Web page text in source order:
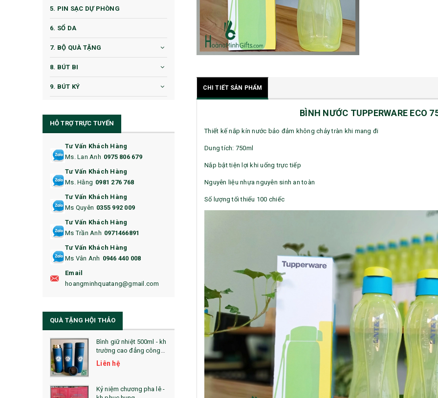
CHI TIẾT SẢN PHẨM
BÌNH NƯỚC TUPPERWARE ECO
Thiết kế nắp kín nước bảo đảm không chảy tràn khi mang đi
Dung tích: 750ml
Nắp bật tiện lợi khi uống trực tiếp
Nguyên liệu nhựa nguyên sinh an toàn
Số lượng tối thiếu 100 chiếc
5. PIN SẠC DỰ PHÒNG
6. SỔ DA
7. BỘ QUÀ TẶNG
8. BÚT BI
9. BÚT KÝ
11. CỐC/BÌNH GIỮ NHIỆT
12. BÌNH NƯỚC
14. HỘP/VÍ ĐỰNG NAMECARD
15. BỘ BẤM MÓNG
16. BAO HỘ CHIẾU
18. ẤM CHÉN QUÀ TẶNG
19. ĐỒNG HỒ TREO TƯỜNG
22. ĐỒNG HỒ ĐỂ BÀN
23. QÙA TẶNG ĐỘC ĐÁO
24. QÙA TẶNG PHA LÊ
25. QUÀ TẶNG GLASSLOCK
HỖ TRỢ TRỰC TUYẾN
Tư Vấn Khách Hàng
Ms. Lan Anh 0975 806 679
Tư Vấn Khách Hàng
Ms. Hằng 0981 276 768
Tư Vấn Khách Hàng
Ms Quyên 0355 992 009
Tư Vấn Khách Hàng
Ms Trần Anh 0971466891
Tư Vấn Khách Hàng
Ms Vân Anh 0946 440 008
Email
hoangminhquatang@gmail.com
QUÀ TẶNG HỘI THẢO
Bình giữ nhiệt 500ml - kh
trường cao đẳng công
nghệ bách khoa hà nội
Liên hệ
Kỷ niệm chương pha lê -
Bộ sổ bút cao cấp -
khách hàng evs
Liên hệ
Pin sạc dự phòng hoco
Bình thủy tinh lọc trà -
khách hàng div
Liên hệ
Bình nước thủy tinh có